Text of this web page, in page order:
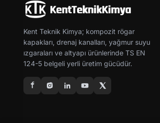
Kent Teknik Kimya; kompozit rögar
kapakları, drenaj kanalları, yağmur suyu
ızgaraları ve altyapı ürünlerinde TS EN
124-5 belgeli yerli üretim gücüdür.